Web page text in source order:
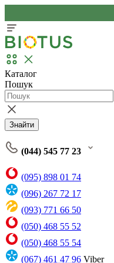
Каталог
Пошук
Знайти
(044) 545 77 23
(095) 898 01 74
(096) 267 72 17
(093) 771 66 50
(050) 468 55 52
(050) 468 55 54
(067) 461 47 96 Viber